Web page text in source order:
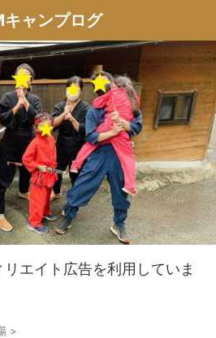
キャンプログ
エイト広告を利用していま
>